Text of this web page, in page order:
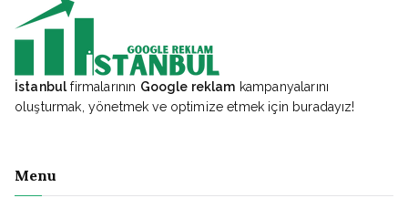
İstanbulfirmalarının Google reklam kampanyalarını
oluşturmak, yönetmek ve optimize etmek için buradayız!
Menu